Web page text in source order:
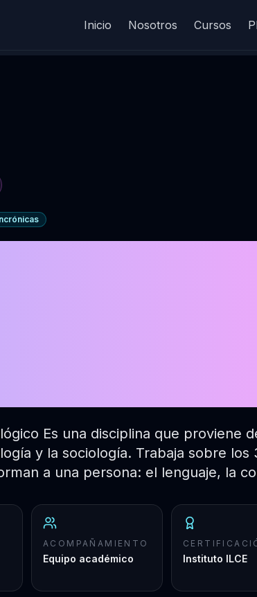
Inicio Nosotros Cursos
Es una disciplina que proviene
y la sociología. Trabaja sobre los
a una persona: el lenguaje, la
ACOMPAÑAMIENTO
Equipo académico Instituto ILCE